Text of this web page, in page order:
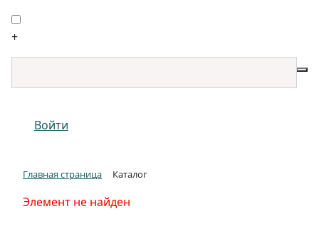
+
Войти
Главная страница Каталог
Элемент не найден